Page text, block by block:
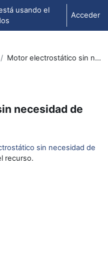
usando el
Acceder
Motor electrostático sin necesidad de fuente de alto voltaje
necesidad de
sin necesidad de
recurso.